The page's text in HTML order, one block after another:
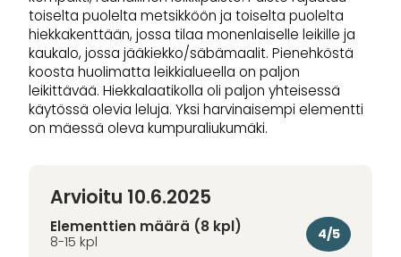
toiselta puolelta metsikköön ja toiselta puolelta
hiekkakenttään, jossa tilaa monenlaiselle leikille ja
kaukalo, jossa jääkiekko/säbämaalit. Pienehköstä
koosta huolimatta leikkialueella on paljon
leikittävää. Hiekkalaatikolla oli paljon yhteisessä
käytössä olevia leluja. Yksi harvinaisempi elementti
on mäessä oleva kumpuraliukumäki.
Arvioitu 10.6.2025
Elementtien määrä (8 kpl)
8-15 kpl 4/5